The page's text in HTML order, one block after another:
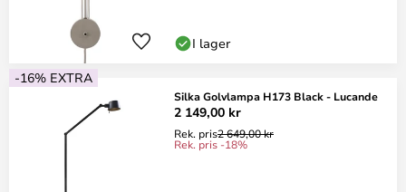
I lager
-16% EXTRA
Silka Golvlampa H173 Black - Lucande
2 149,00 kr
Rek. pris2 649,00 kr
Rek. pris -18%